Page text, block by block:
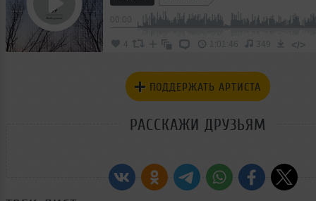
1:01:46 349 </>
ПОДДЕРЖАТЬ АРТИСТА
РАССКАЖИ ДРУЗЬЯМ